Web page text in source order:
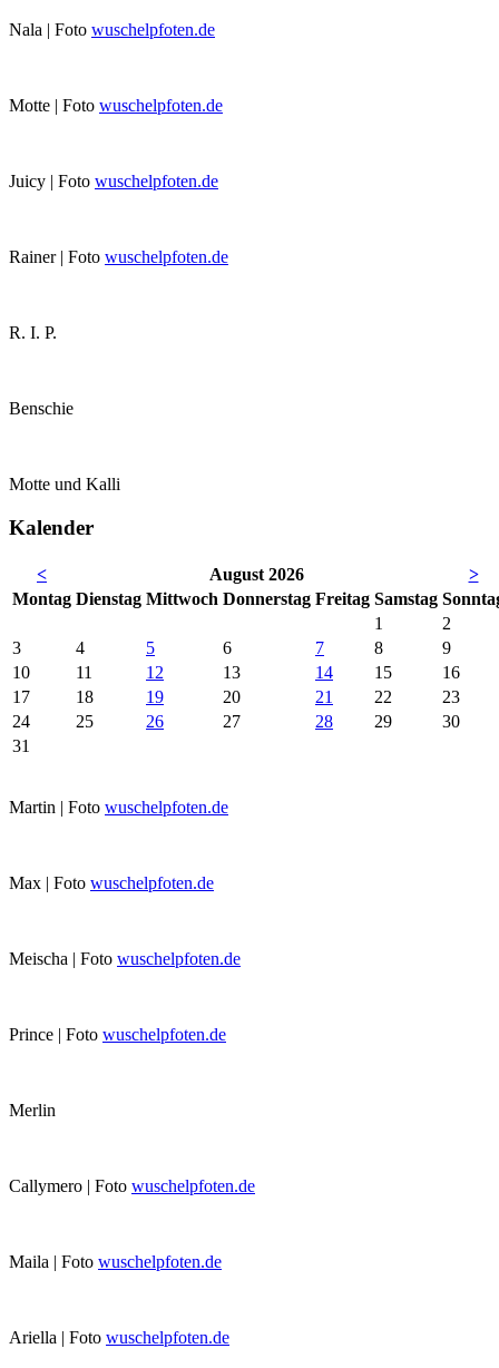
Nala | Foto wuschelpfoten.de
Motte | Foto wuschelpfoten.de
Juicy | Foto wuschelpfoten.de
Rainer | Foto wuschelpfoten.de
R. I. P.
Benschie
Motte und Kalli
Kalender
< August 2026
>
Montag Dienstag Mittwoch Donnerstag Freitag Samstag So
1
2
3
4 5 6 7 8
9
10
11 12 13 14 15
16
17
18 19 20 21 22
23
24
25 26 27 28 29
30
31
Martin | Foto wuschelpfoten.de
Max | Foto wuschelpfoten.de
Meischa | Foto wuschelpfoten.de
Prince | Foto wuschelpfoten.de
Merlin
Callymero | Foto wuschelpfoten.de
Maila | Foto wuschelpfoten.de
Ariella | Foto wuschelpfoten.de